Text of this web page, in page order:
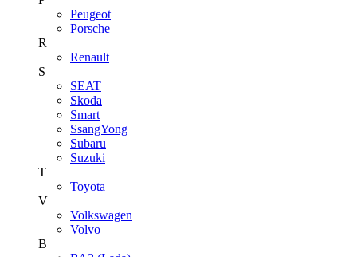
Peugeot
Porsche
R
Renault
S
SEAT
Skoda
Smart
SsangYong
Subaru
Suzuki
T
Toyota
V
Volkswagen
Volvo
В